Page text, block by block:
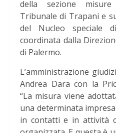
della sezione
Tribunale di Trapani e
del Nucleo speciale
coordinata dalla
di Palermo.
L’amministrazione
Andrea Dara con la
“La misura viene
una determinata
in contatti e in attività